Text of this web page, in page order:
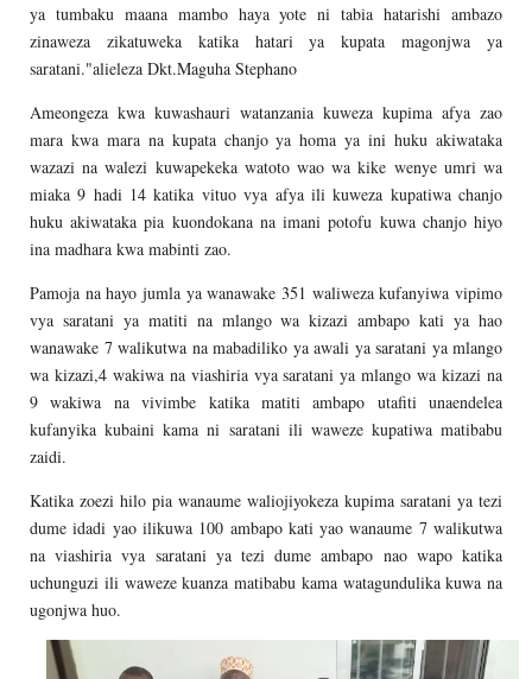
ya tumbaku maana mambo haya yote ni tabia hatarishi ambazo
zinaweza zikatuweka katika hatari ya kupata magonjwa ya
saratani."alieleza Dkt.Maguha Stephano
Ameongeza kwa kuwashauri watanzania kuweza kupima afya zao
mara kwa mara na kupata chanjo ya homa ya ini huku akiwataka
wazazi na walezi kuwapekeka watoto wao wa kike wenye umri wa
miaka 9 hadi 14 katika vituo vya afya ili kuweza kupatiwa chanjo
huku akiwataka pia kuondokana na imani potofu kuwa chanjo hiyo
ina madhara kwa mabinti zao.
Pamoja na hayo jumla ya wanawake 351 waliweza kufanyiwa vipimo
vya saratani ya matiti na mlango wa kizazi ambapo kati ya hao
wanawake 7 walikutwa na mabadiliko ya awali ya saratani ya mlango
wa kizazi,4 wakiwa na viashiria vya saratani ya mlango wa kizazi na
9 wakiwa na vivimbe katika matiti ambapo utafiti unaendelea
kufanyika kubaini kama ni saratani ili waweze kupatiwa matibabu
zaidi.
Katika zoezi hilo pia wanaume waliojiyokeza kupima saratani ya tezi
dume idadi yao ilikuwa 100 ambapo kati yao wanaume 7 walikutwa
na viashiria vya saratani ya tezi dume ambapo nao wapo katika
uchunguzi ili waweze kuanza matibabu kama watagundulika kuwa na
ugonjwa huo.